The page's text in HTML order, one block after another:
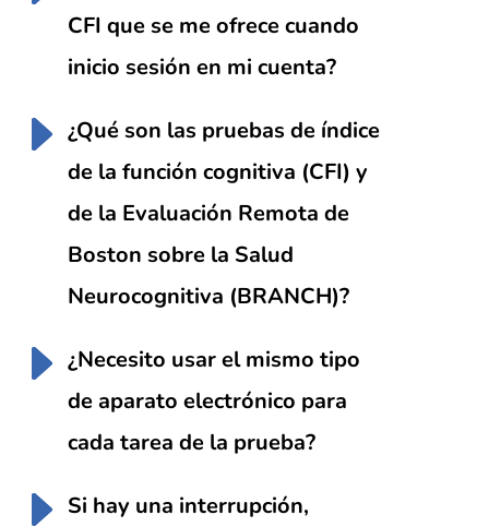
CFI que se me ofrece cuando
inicio sesión en mi cuenta?
¿Qué son las pruebas de índice
de la función cognitiva (CFI) y
de la Evaluación Remota de
Boston sobre la Salud
Neurocognitiva (BRANCH)?
¿Necesito usar el mismo tipo
de aparato electrónico para
cada tarea de la prueba?
Si hay una interrupción,